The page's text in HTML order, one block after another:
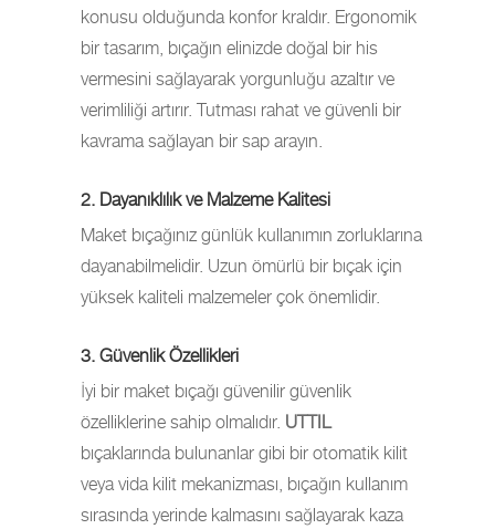
konusu olduğunda konfor kraldır. Ergonomik
bir tasarım, bıçağın elinizde doğal bir his
vermesini sağlayarak yorgunluğu azaltır ve
verimliliği artırır. Tutması rahat ve güvenli bir
kavrama sağlayan bir sap arayın.
2. Dayanıklılık ve Malzeme Kalitesi
Maket bıçağınız günlük kullanımın zorluklarına
dayanabilmelidir. Uzun ömürlü bir bıçak için
yüksek kaliteli malzemeler çok önemlidir.
3. Güvenlik Özellikleri
İyi bir maket bıçağı güvenilir güvenlik
özelliklerine sahip olmalıdır. UTTIL
bıçaklarında bulunanlar gibi bir otomatik kilit
veya vida kilit mekanizması, bıçağın kullanım
sırasında yerinde kalmasını sağlayarak kaza